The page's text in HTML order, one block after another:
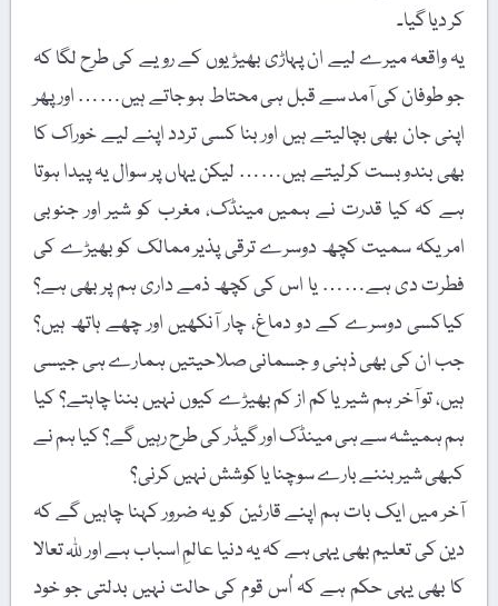
کر دیا گیا۔
یہ واقعہ میرے لیے ان پہاڑی بھیڑیوں کے رویے کی طرح لگا کہ
جو طوفان کی آمد سے قبل ہی محتاط ہو جاتے ہیں…… اور پھر
اپنی جان بھی بچالیتے ہیں اور بنا کسی تردد اپنے لیے خوراک کا
بھی بندوبست کرلیتے ہیں…… لیکن یہاں پر سوال یہ پیدا ہوتا
ہے کہ کیا قدرت نے ہمیں مینڈک، مغرب کو شیر اور جنوبی
امریکہ سمیت کچھ دوسرے ترقی پذیر ممالک کو بھیڑے کی
فطرت دی ہے…… یا اس کی کچھ ذمے داری ہم پر بھی ہے؟
کیاکسی دوسرے کے دو دماغ، چار آنکھیں اور چھے ہاتھ ہیں؟
جب ان کی بھی ذہنی و جسمانی صلاحیتیں ہمارے ہی جیسی
ہیں، تو آخر ہم شیر یا کم از کم بھیڑے کیوں نہیں بننا چاہتے؟ کیا
ہم ہمیشہ سے ہی مینڈک اور گیڈر کی طرح رہیں گے؟ کیا ہم نے
کبھی شیر بننے بارے سوچنا یا کوشش نہیں کرنی؟
آخر میں ایک بات ہم اپنے قارئین کو یہ ضرور کہنا چاہیں گے کہ
دین کی تعلیم بھی یہی ہے کہ یہ دنیا عالمِ اسباب ہے اور ﷲ تعالا
کا بھی یہی حکم ہے کہ اُس قوم کی حالت نہیں بدلتی جو خود